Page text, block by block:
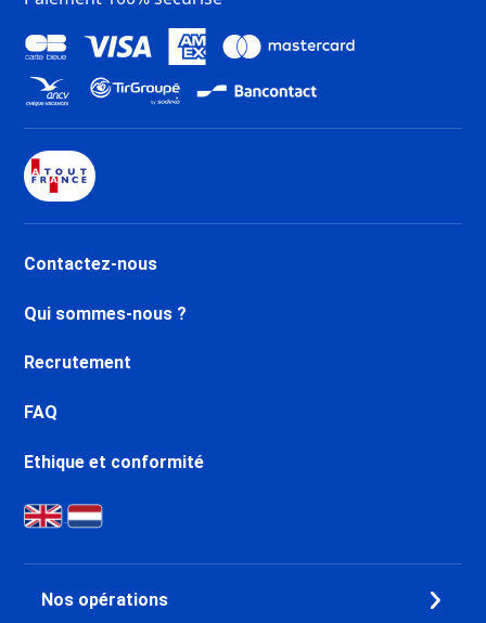
Contactez-nous
Qui sommes-nous ?
Recrutement
FAQ
Ethique et conformité
Nos opérations